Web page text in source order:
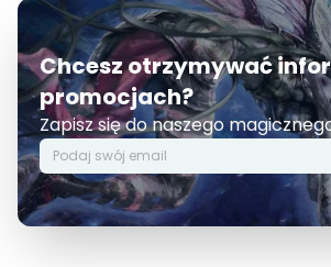
Chcesz otrzymywać
promocjach?
Zapisz się do naszego